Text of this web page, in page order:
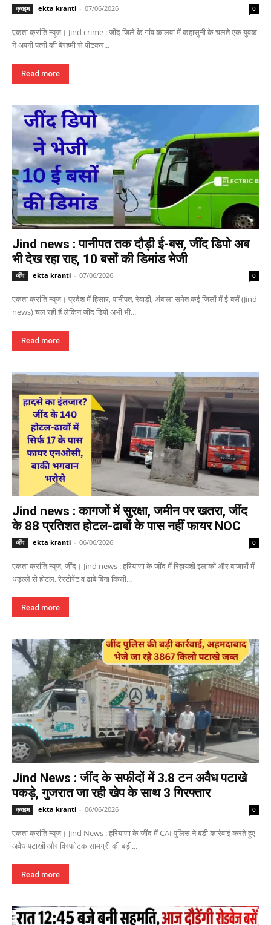
क्राइम ekta kranti - 07/06/2026 0
एकता क्रांति न्यूज। Jind crime : जींद जिले के गांव कालवा में कहासुनी के चलते एक युवक
ने अपनी पत्नी की बेरहमी से पीटकर...
Read more
Jind news : पानीपत तक दौड़ी ई-बस, जींद डिपो अब
भी देख रहा राह, 10 बसों की डिमांड भेजी
जींद ekta kranti - 07/06/2026 0
एकता क्रांति न्यूज। प्रदेश में हिसार, पानीपत, रेवाड़ी, अंबाला समेत कई जिलों में ई-बसें (Jind
news) चल रही हैं लेकिन जींद डिपो अभी भी...
Read more
Jind news : कागजों में सुरक्षा, जमीन पर खतरा, जींद
के 88 प्रतिशत होटल-ढाबों के पास नहीं फायर NOC
जींद ekta kranti - 06/06/2026 0
एकता क्रांति न्यूज, जींद। Jind news : हरियाणा के जींद में रिहायशी इलाकों और बाजारों में
धड़ल्ले से होटल, रेस्टोरेंट व ढाबे बिना किसी...
Read more
Jind News : जींद के सफीदों में 3.8 टन अवैध पटाखे
पकड़े, गुजरात जा रही खेप के साथ 3 गिरफ्तार
क्राइम ekta kranti - 06/06/2026 0
एकता क्रांति न्यूज। Jind News : हरियाणा के जींद में CAI पुलिस ने बड़ी कार्रवाई करते हुए
अवैध पटाखों और विस्फोटक सामग्री की बड़ी...
Read more